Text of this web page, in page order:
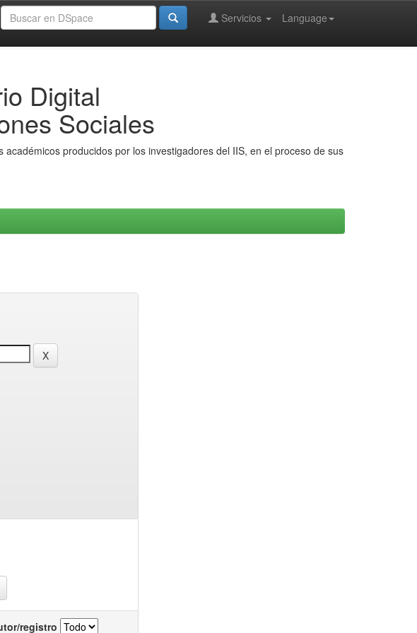
Language
Servicios
Digital
Sociales
producidos por los investigadores del IIS, en el proceso de sus
registro